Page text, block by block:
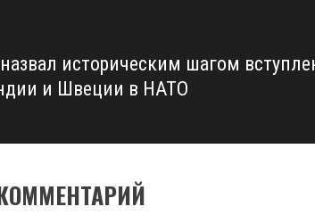
историческим шагом
и Швеции в НАТО